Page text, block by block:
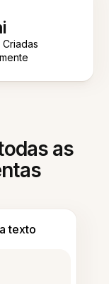
Criadas
as
texto